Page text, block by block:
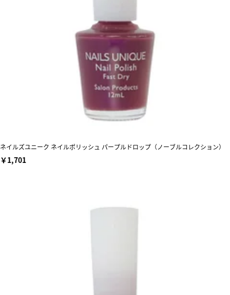
ネイルズユニーク ネイルポリッシュ パープルドロップ（ノーブルコレクション）
￥1,701